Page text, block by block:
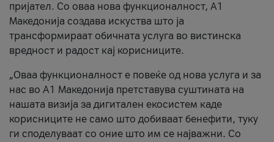
пријател. Со оваа нова функционалност, А1
Македонија создава искуства што ја
трансформираат обичната услуга во вистинска
вредност и радост кај корисниците.
„Оваа функционалност е повеќе од нова услуга и за
нас во А1 Македонија претставува суштината на
нашата визија за дигитален екосистем каде
корисниците не само што добиваат бенефити, туку
ги споделуваат со оние што им се најважни. Со